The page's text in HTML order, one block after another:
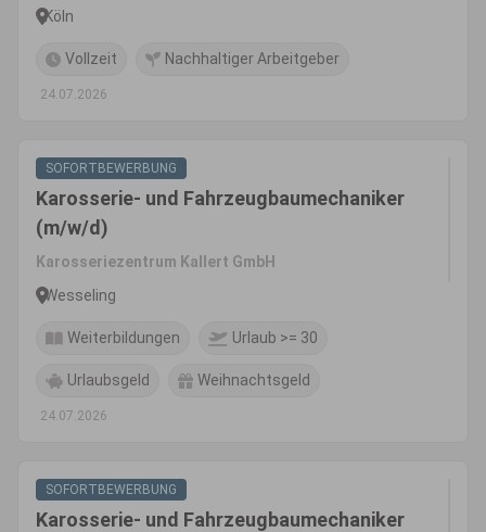
Köln
Vollzeit Nachhaltiger Arbeitgeber
24.07.2026
SOFORTBEWERBUNG
Karosserie- und Fahrzeugbaumechaniker
(m/w/d)
Karosseriezentrum Kallert GmbH
Wesseling
Weiterbildungen Urlaub >= 30
Urlaubsgeld Weihnachtsgeld
24.07.2026
SOFORTBEWERBUNG
Karosserie- und Fahrzeugbaumechaniker